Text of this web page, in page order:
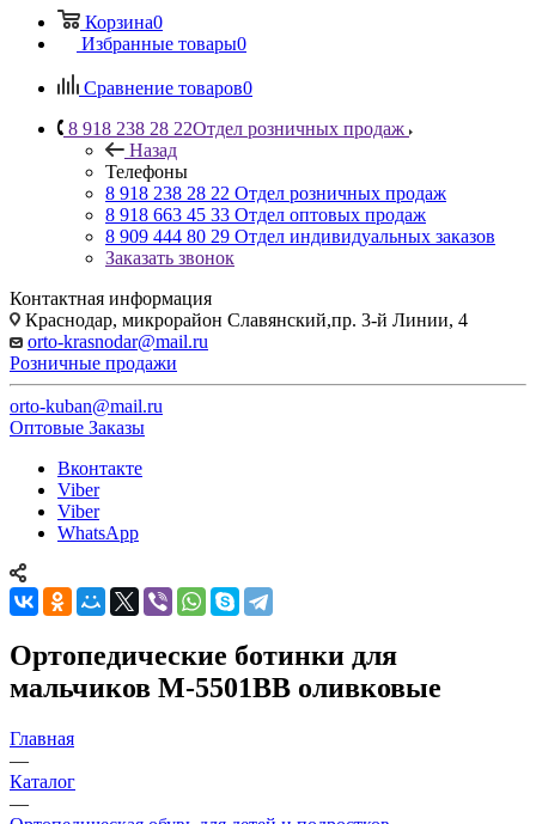
Корзина0
Избранные товары0
Сравнение товаров0
8 918 238 28 22Отдел розничных продаж
Назад
Телефоны
8 918 238 28 22 Отдел розничных продаж
8 918 663 45 33 Отдел оптовых продаж
8 909 444 80 29 Отдел индивидуальных заказов
Заказать звонок
Контактная информация
Краснодар, микрорайон Славянский,пр. 3-й Линии, 4
orto-krasnodar@mail.ru
Розничные продажи
orto-kuban@mail.ru
Оптовые Заказы
Вконтакте
Viber
Viber
WhatsApp
Ортопедические ботинки для
мальчиков М-5501ВВ оливковые
Главная
—
Каталог
—